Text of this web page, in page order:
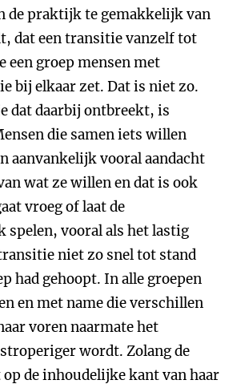
de praktijk te gemakkelijk van
dat een transitie vanzelf tot
een groep mensen met
bij elkaar zet. Dat is niet zo.
dat daarbij ontbreekt, is
die samen iets willen
aanvankelijk vooral aandacht
wat ze willen en dat is ook
vroeg of laat de
spelen, vooral als het lastig
niet zo snel tot stand
had gehoopt. In alle groepen
en met name die verschillen
voren naarmate het
wordt. Zolang de
de inhoudelijke kant van haar